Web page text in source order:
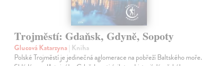
Trojměstí: Gdaňsk, Gdyně, Sopoty
Glucová Katarzyna| Kniha
Polské Trojměstí je jedinečná aglomerace na pobřeží Baltského moře.